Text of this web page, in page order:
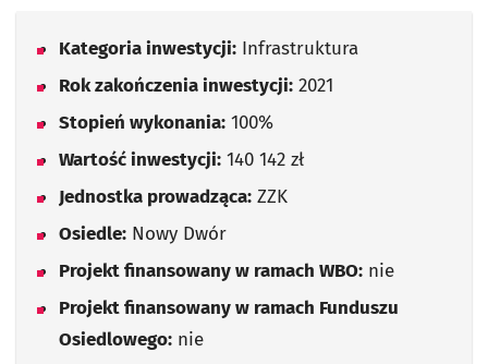
Kategoria inwestycji: Infrastruktura
Rok zakończenia inwestycji: 2021
Stopień wykonania: 100%
Wartość inwestycji: 140 142 zł
Jednostka prowadząca: ZZK
Osiedle: Nowy Dwór
Projekt finansowany w ramach WBO: nie
Projekt finansowany w ramach Funduszu
Osiedlowego: nie